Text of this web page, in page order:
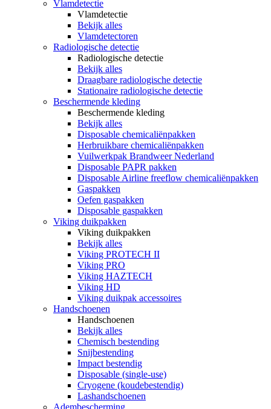
Vlamdetectie
Vlamdetectie
Bekijk alles
Vlamdetectoren
Radiologische detectie
Radiologische detectie
Bekijk alles
Draagbare radiologische detectie
Stationaire radiologische detectie
Beschermende kleding
Beschermende kleding
Bekijk alles
Disposable chemicaliënpakken
Herbruikbare chemicaliënpakken
Vuilwerkpak Brandweer Nederland
Disposable PAPR pakken
Disposable Airline freeflow chemicaliënpakken
Gaspakken
Oefen gaspakken
Disposable gaspakken
Viking duikpakken
Viking duikpakken
Bekijk alles
Viking PROTECH II
Viking PRO
Viking HAZTECH
Viking HD
Viking duikpak accessoires
Handschoenen
Handschoenen
Bekijk alles
Chemisch bestending
Snijbestending
Impact bestendig
Disposable (single-use)
Cryogene (koudebestendig)
Lashandschoenen
Adembescherming